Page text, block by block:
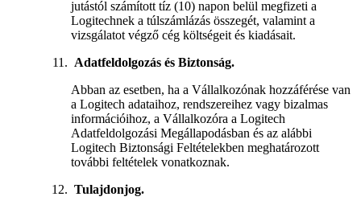
jutástól számított tíz (10) napon belül megfizeti a
Logitechnek a túlszámlázás összegét, valamint a
vizsgálatot végző cég költségeit és kiadásait.
Adatfeldolgozás és Biztonság.
Abban az esetben, ha a Vállalkozónak hozzáférése van
a Logitech adataihoz, rendszereihez vagy bizalmas
információihoz, a Vállalkozóra a Logitech
Adatfeldolgozási Megállapodásban és az alábbi
Logitech Biztonsági Feltételekben meghatározott
további feltételek vonatkoznak.
Tulajdonjog.